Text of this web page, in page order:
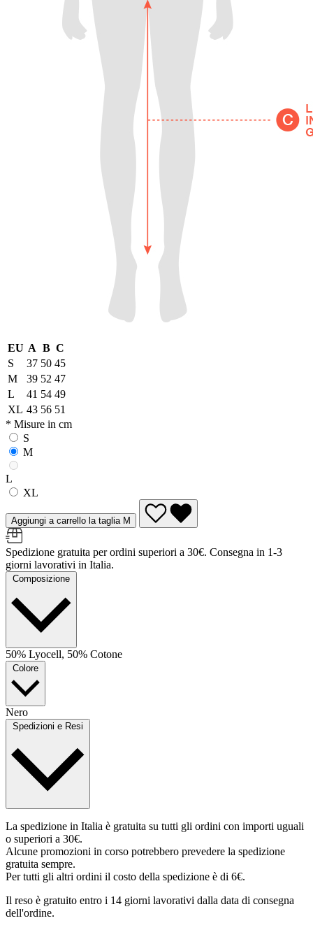
EU A B C
S
37 50 45
M
39 52 47
L
41 54 49
XL 43 56 51
* Misure in cm
S
M
L
XL
Aggiungi a carrello la taglia M
Spedizione gratuita per ordini superiori a 30€. Consegna in 1-3
giorni lavorativi in Italia.
Composizione
50% Lyocell, 50% Cotone
Colore
Nero
Spedizioni e Resi
La spedizione in Italia è gratuita su tutti gli ordini con importi uguali
o superiori a 30€.
Alcune promozioni in corso potrebbero prevedere la spedizione
gratuita sempre.
Per tutti gli altri ordini il costo della spedizione è di 6€.
Il reso è gratuito entro i 14 giorni lavorativi dalla data di consegna
dell'ordine.